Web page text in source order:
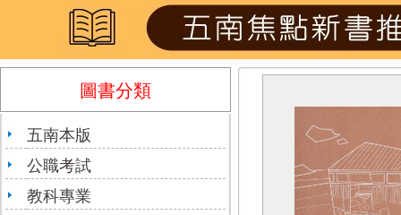
圖書分類
五南本版
公職考試
教科專業